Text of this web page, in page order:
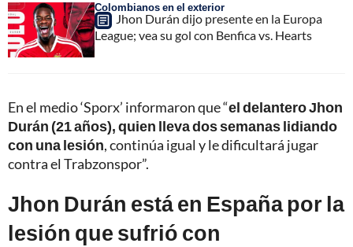
Colombianos en el exterior
Jhon Durán dijo presente en la Europa
League; vea su gol con Benfica vs. Hearts
En el medio ‘Sporx’ informaron que “el delantero Jhon
Durán (21 años), quien lleva dos semanas lidiando
con una lesión, continúa igual y le dificultará jugar
contra el Trabzonspor”.
Jhon Durán está en España por la
lesión que sufrió con